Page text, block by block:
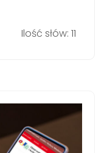
Ilość słów: 11